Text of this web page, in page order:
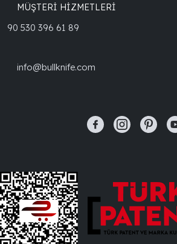
MÜŞTERİ HİZMETLERİ
90 530 396 61 89
info@bullknife.com